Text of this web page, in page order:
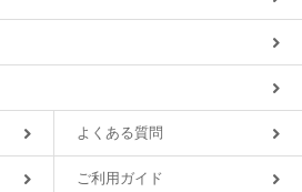
よくある質問
ご利用ガイド